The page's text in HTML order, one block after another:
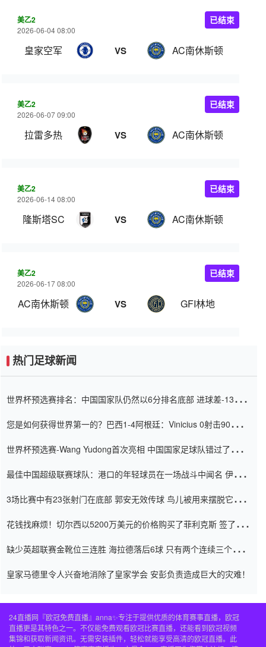
美乙2
2026-06-04 08:00
皇家空军 VS AC南休斯顿
已结束
美乙2
2026-06-07 09:00
拉雷多热 VS AC南休斯顿
已结束
美乙2
2026-06-14 08:00
隆斯塔SC VS AC南休斯顿
已结束
美乙2
2026-06-17 08:00
AC南休斯顿 VS GFI林地
已结束
热门足球新闻
世界杯预选赛排名：中国国家队仍然以6分排名底部 进球差-13令人
您是如何获得世界第一的？巴西1-4阿根廷：Vinicius 0射击90分钟
世界杯预选赛-Wang Yudong首次亮相 中国国家足球队错过了世界
最佳中国超级联赛球队：港口的年轻球员在一场战斗中闻名 伊万放
3场比赛中有23张射门在底部 郭安无效传球 鸟儿被用来摆脱它
花钱找麻烦！切尔西以5200万美元的价格购买了菲利克斯 签了7年
缺少英超联赛金靴位三连胜 海拉德落后6球 只有两个连续三个连续
皇家马德里令人兴奋地消除了皇家学会 安彭负责造成巨大的灾难！
24直播网『欧冠免费直播』anna✨专注于提供优质的体育赛事直播，欧冠
直播更是其特色之一。不仅能免费观看欧冠比赛直播，还能看到欧冠视频
集锦和获取新闻资讯。无需安装插件，轻松就能享受高清的欧冠直播。此